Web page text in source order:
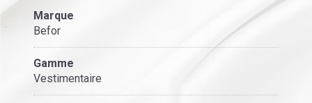
Marque
Befor
Gamme
Vestimentaire